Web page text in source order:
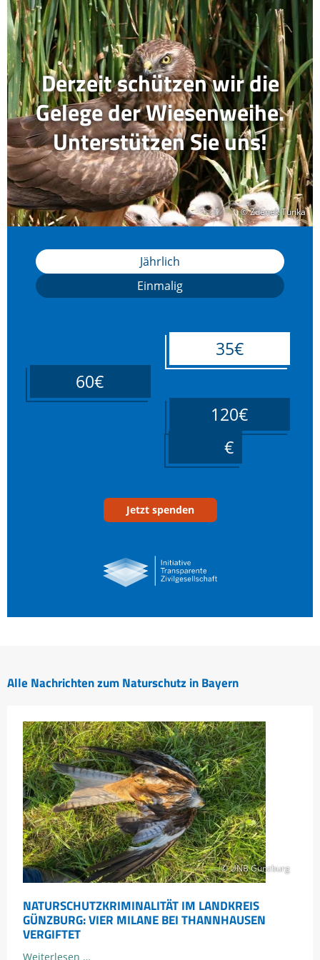
© Zdenek Tunka
© Zdenek Tunka
Derzeit schützen wir die
Gelege der Wiesenweihe.
Unterstützen Sie uns!
Jährlich
Einmalig
35€
60€
120€
Jetzt spenden
Alle Nachrichten zum Naturschutz in Bayern
© UNB Günzburg
NATURSCHUTZKRIMINALITÄT IM LANDKREIS
GÜNZBURG: VIER MILANE BEI THANNHAUSEN
VERGIFTET
Weiterlesen …Naturschutzkriminalität